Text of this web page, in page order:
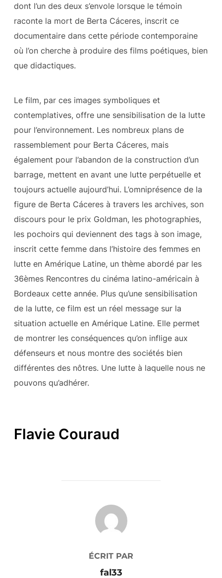
dont l’un des deux s’envole lorsque le témoin
raconte la mort de Berta Cáceres, inscrit ce
documentaire dans cette période contemporaine
où l’on cherche à produire des films poétiques, bien
que didactiques.
Le film, par ces images symboliques et
contemplatives, offre une sensibilisation de la lutte
pour l’environnement. Les nombreux plans de
rassemblement pour Berta Cáceres, mais
également pour l’abandon de la construction d’un
barrage, mettent en avant une lutte perpétuelle et
toujours actuelle aujourd’hui. L’omniprésence de la
figure de Berta Cáceres à travers les archives, son
discours pour le prix Goldman, les photographies,
les pochoirs qui deviennent des tags à son image,
inscrit cette femme dans l’histoire des femmes en
lutte en Amérique Latine, un thème abordé par les
36èmes Rencontres du cinéma latino-américain à
Bordeaux cette année. Plus qu’une sensibilisation
de la lutte, ce film est un réel message sur la
situation actuelle en Amérique Latine. Elle permet
de montrer les conséquences qu’on inflige aux
défenseurs et nous montre des sociétés bien
différentes des nôtres. Une lutte à laquelle nous ne
pouvons qu’adhérer.
Flavie Couraud
AUTEUR DE LA PUBLICATION
ÉCRIT PAR
fal33